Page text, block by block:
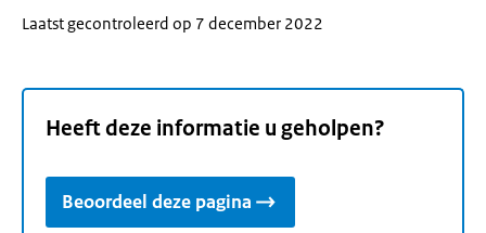
Laatst gecontroleerd op 7 december 2022
Heeft deze informatie u geholpen?
Beoordeel deze pagina